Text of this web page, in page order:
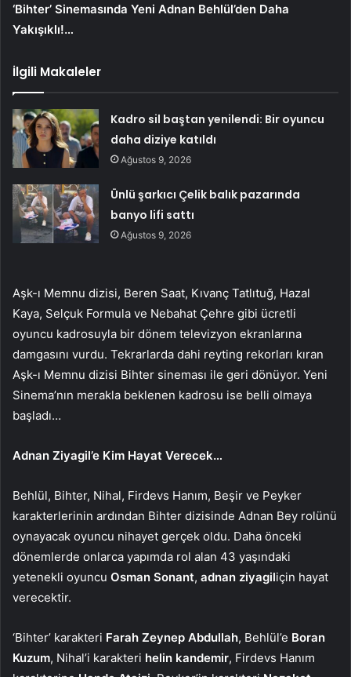
‘Bihter’ Sinemasında Yeni Adnan Behlül’den Daha
Yakışıklı!…
İlgili Makaleler
Kadro sil baştan yenilendi: Bir oyuncu
daha diziye katıldı
Ağustos 9, 2026
Ünlü şarkıcı Çelik balık pazarında
banyo lifi sattı
Ağustos 9, 2026
Aşk-ı Memnu dizisi, Beren Saat, Kıvanç Tatlıtuğ, Hazal
Kaya, Selçuk Formula ve Nebahat Çehre gibi ücretli
oyuncu kadrosuyla bir dönem televizyon ekranlarına
damgasını vurdu. Tekrarlarda dahi reyting rekorları kıran
Aşk-ı Memnu dizisi Bihter sineması ile geri dönüyor. Yeni
Sinema’nın merakla beklenen kadrosu ise belli olmaya
başladı…
Adnan Ziyagil’e Kim Hayat Verecek…
Behlül, Bihter, Nihal, Firdevs Hanım, Beşir ve Peyker
karakterlerinin ardından Bihter dizisinde Adnan Bey rolünü
oynayacak oyuncu nihayet gerçek oldu. Daha önceki
dönemlerde onlarca yapımda rol alan 43 yaşındaki
yetenekli oyuncu Osman Sonant, adnan ziyagiliçin hayat
verecektir.
‘Bihter’ karakteri Farah Zeynep Abdullah, Behlül’e Boran
Kuzum, Nihal’i karakteri helin kandemir, Firdevs Hanım